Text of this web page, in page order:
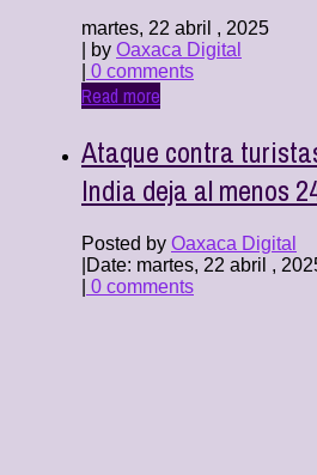
martes, 22 abril , 2025
| by Oaxaca Digital
0 comments
Read more
Ataque contra
India deja al menos
Posted by Oaxaca Digital
Date: martes, 22 abril ,
0 comments